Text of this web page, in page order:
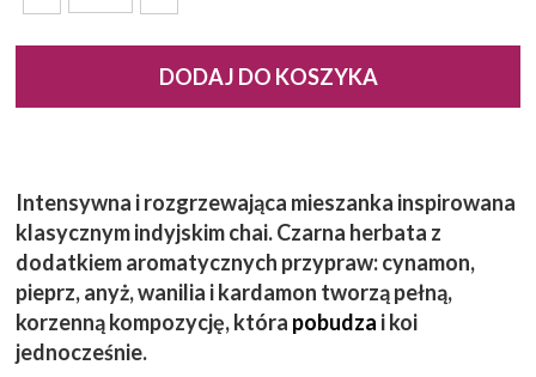
DODAJ DO KOSZYKA
Intensywna i rozgrzewająca mieszanka inspirowana
klasycznym indyjskim chai. Czarna herbata z
dodatkiem aromatycznych przypraw: cynamon,
pieprz, anyż, wanilia i kardamon tworzą pełną,
korzenną kompozycję, która pobudza i koi
jednocześnie.